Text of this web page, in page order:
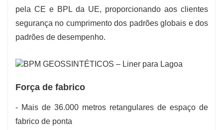
pela CE e BPL da UE, proporcionando aos clientes
segurança no cumprimento dos padrões globais e dos
padrões de desempenho.
Força de fabrico
- Mais de 36.000 metros retangulares de espaço de
fabrico de ponta